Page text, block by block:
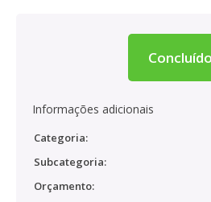
Concluído
Informações adicionais
Categoria:
Subcategoria:
Orçamento: